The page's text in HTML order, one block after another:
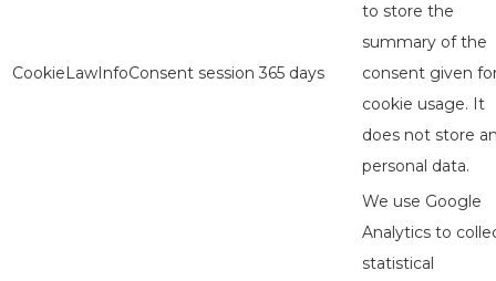
CookieLawInfoConsent session 365 days
to store the
summary of the
consent given
cookie usage. It
does not store
personal data.
We use Google
Analytics to
statistical